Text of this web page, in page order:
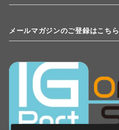
メールマガジンのご登録はこちら